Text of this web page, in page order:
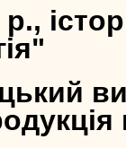
р.,